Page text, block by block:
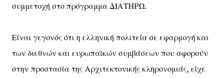
συμμετοχή στο πρόγραμμα ΔΙΑΤΗΡΩ.
Είναι γεγονός ότι η ελληνική πολιτεία σε εφαρμογή και
των διεθνών και ευρωπαϊκών συμβάσεων που αφορούν
στην προστασία της Αρχιτεκτονικής κληρονομιάς, είχε